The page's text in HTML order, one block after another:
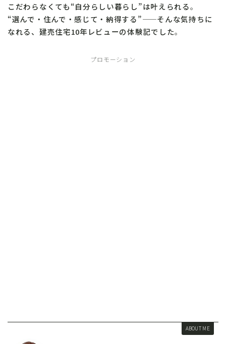
こだわらなくても“自分らしい暮らし”は叶えられる。
“選んで・住んで・感じて・納得する”——そんな気持ちに
なれる、建売住宅10年レビューの体験記でした。
プロモーション
ABOUT ME